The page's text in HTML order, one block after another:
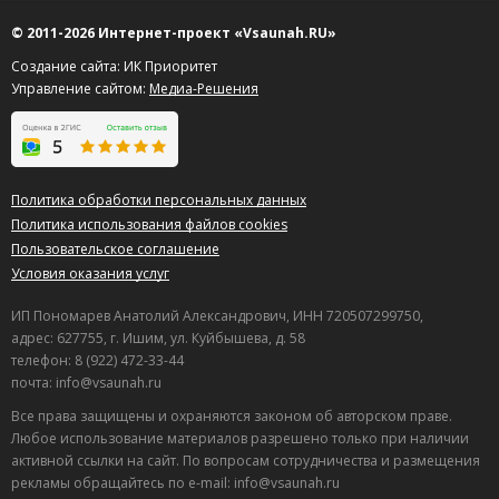
30.06.2026 в 19:38
Прекрасное место!! Довольно таки большая территория
всего зала. Прекрасно как и для маленькой, так и для
большой компании. Рекомендую к посещению.
уровне)
9
Альберт о Баня на дровах Небесный пейзажный
бассейн (Sky infinity pool)
29.06.2026 в 08:11
Отмечали тут день рождения, парилка шикарная,
Полезный отзыв? Да(0) Нет(0)
9
9
© 2011-2026 Интернет-проект «Vsaunah.RU»
Создание сайта: ИК Приоритет
Управление сайтом: Медиа-Решения
Политика обработки персональных данных
Политика использования файлов cookies
Пользовательское соглашение
Условия оказания услуг
ИП Пономарев Анатолий Александрович, ИНН 720507299750,
адрес: 627755, г. Ишим, ул. Куйбышева, д. 58
телефон: 8 (922) 472-33-44
почта: info@vsaunah.ru
Все права защищены и охраняются законом об авторском праве.
Любое использование материалов разрешено только при наличии
активной ссылки на сайт. По вопросам сотрудничества и размещения
рекламы обращайтесь по e-mail: info@vsaunah.ru